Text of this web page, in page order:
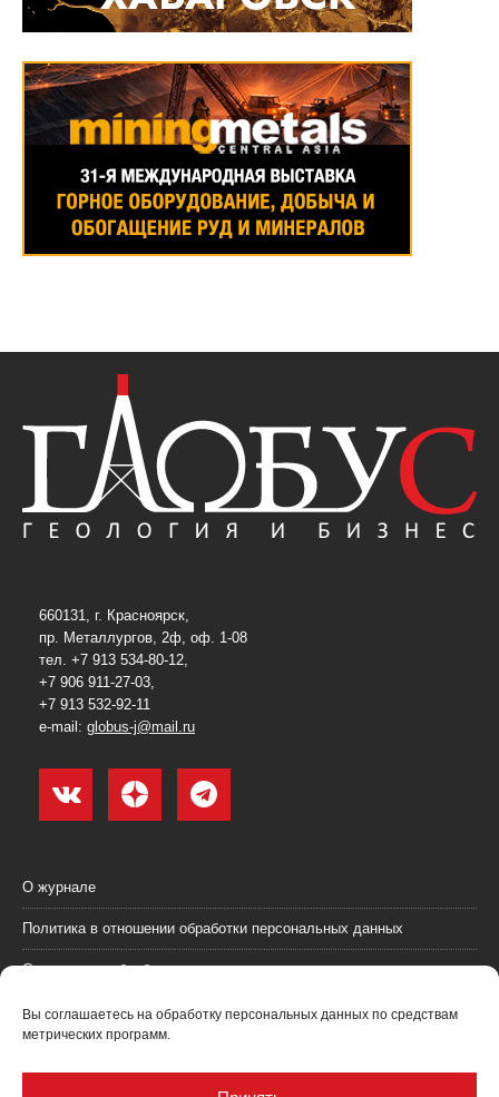
Вы соглашаетесь на обработку персональных данных по средствам
метрических программ.
660131, г. Красноярск,
пр. Металлургов, 2ф, оф. 1-08
тел. +7 913 534-80-12,
+7 906 911-27-03,
+7 913 532-92-11
e-mail: globus-j@mail.ru
О журнале
Политика в отношении обработки персональных данных
Согласие на обработку персональных данных
Пользовательское соглашение (оферта)